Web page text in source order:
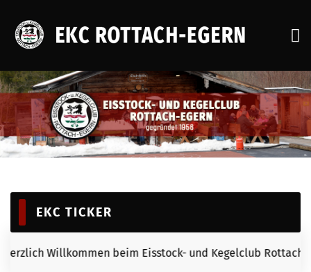
STARTSEITE
AKTUELLES
VEREIN
AKTIVITÄTEN
JUGEND
EKC TICKER
beim Eisstock- und Kegelclub Rottach-Egern